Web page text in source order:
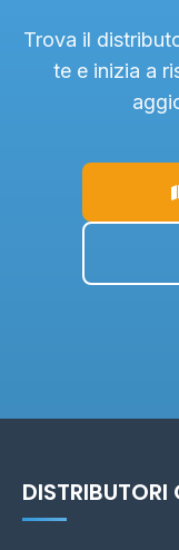
Trova il
te e inizia a
DISTRIBUTORI